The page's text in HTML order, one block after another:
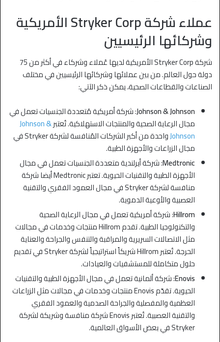
عملاء شركة Stryker Corp الأمريكية
وشركائها الرئيسيين
شركة Stryker Corp الأمريكية لديها عُملاء وشركاء في أكثر من 75
دولة حول العالم. من بين عملائها وشركائها الرئيسيين في مختلف
الصناعات والقطاعات الصحية، يمكن ذكر الآتي:
Johnson & Johnson: شركة أمريكية مُتعددة الجنسيات تعمل في
مجال الرعاية الصحية والمنتجات الاستهلاكية. تُعتبرJohnson &
Johnson
واحدة من أكبر الشركات المُنافسة لشركة Stryker في
مجال الزراعات والأجهزة الطبية.
Medtronic: شركة أيرلندية متعددة الجنسيات تعمل في مجال
الأجهزة الطبية والتقنيات الحيوية. تعتبر Medtronic أيضا شركة
منافسة لشركة Stryker في مجال العمود الفقري والتقنية
العصبية والأوعية الدموية.
Hillrom: شركة أمريكية تعمل في مجال الرعاية الصحية
والتكنولوجيا الطبية. تقدم Hillrom منتجات وخدمات في مجالات
مثل الاتصالات السريرية والمراقبة والتنفس والجراحة والعناية
الحرجة. تُعتبر Hillrom شريكاً استراتيجياً لشركة Stryker في تقديم
حلول متكاملة للمستشفيات والعيادات.
Enovis: شركة ألمانية تعمل في مجال الأجهزة الطبية والتقنيات
الحيوية. تقدّم Enovis منتجات وخدمات في مجالات مثل الزراعات
العظمية والمفصلية والجراحة الصدمية والعمود الفقري
والتقنية العصبية. تُعتبر Enovis شركة منافسة وشريكة لشركة
Stryker في بعض الأسواق العالمية.